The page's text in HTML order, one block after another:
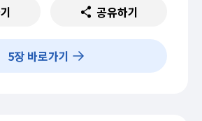
공유하기
5장 바로가기